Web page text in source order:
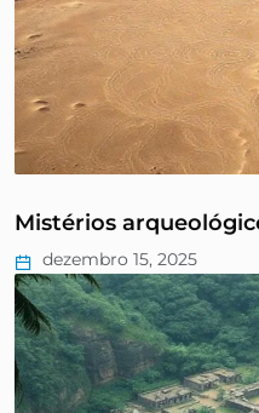
Mistérios
dezembro 15, 2025